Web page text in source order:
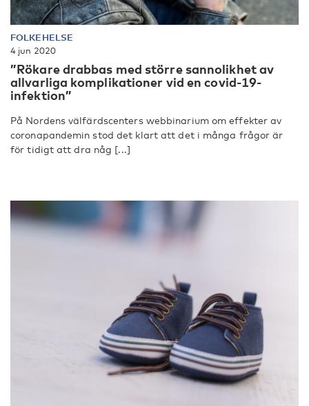
FOLKEHELSE
4 jun 2020
”Rökare drabbas med större sannolikhet av
allvarliga komplikationer vid en covid-19-
infektion”
På Nordens välfärdscenters webbinarium om effekter av
coronapandemin stod det klart att det i många frågor är
för tidigt att dra någ [...]